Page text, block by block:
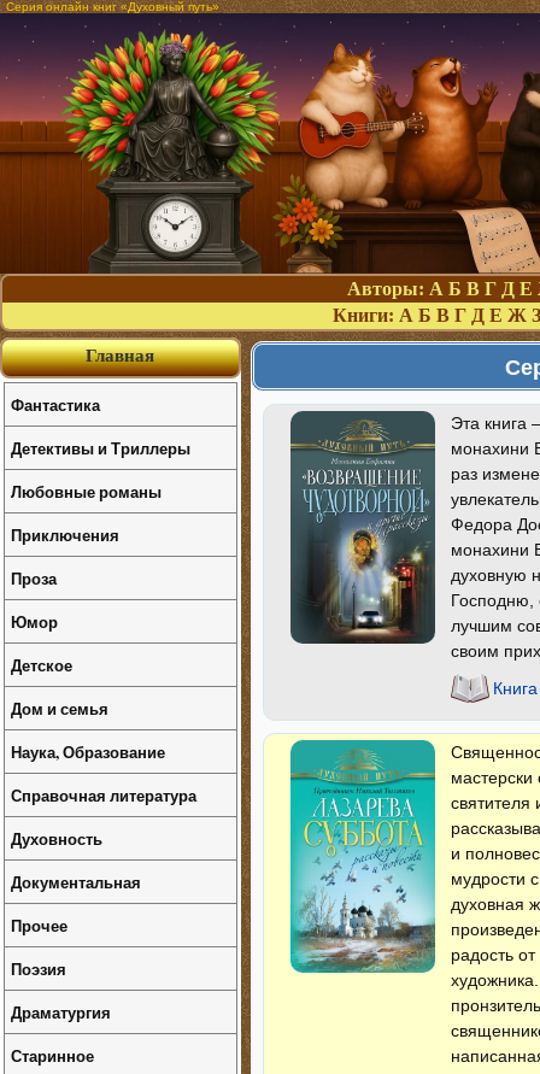
Серия онлайн книг «Духовный путь»
Авторы: А Б В Г Д Е
Книги: А Б В Г Д Е Ж З
Эта книга
монахини
раз
Федора
монахини
духовную
Господню,
лучшим
своим
и
мудрости
духовная
радость
Главная
Фантастика
Детективы и Триллеры
Любовные романы
Приключения
Проза
Юмор
Детское
Дом и семья
Наука, Образование
Справочная литература
Духовность
Документальная
Прочее
Поэзия
Драматургия
Старинное